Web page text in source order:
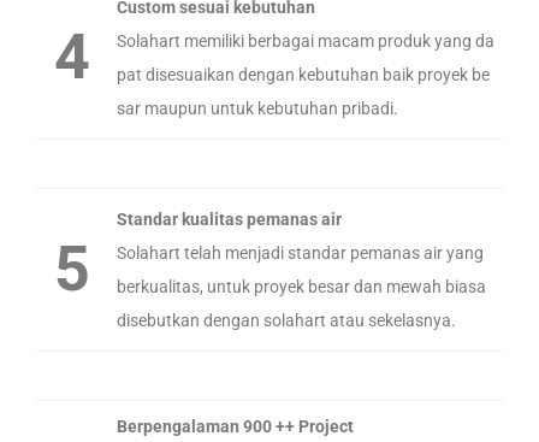
4
Custom sesuai kebutuhan
Solahart memiliki berbagai macam produk yang da
pat disesuaikan dengan kebutuhan baik proyek be
sar maupun untuk kebutuhan pribadi.
5
Standar kualitas pemanas air
Solahart telah menjadi standar pemanas air yang
berkualitas, untuk proyek besar dan mewah biasa
disebutkan dengan solahart atau sekelasnya.
Berpengalaman 900 ++ Project